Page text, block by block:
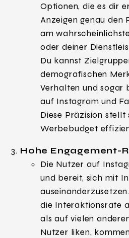
Optionen, die es dir
Anzeigen genau den
am
oder deiner
Du kannst
demografischen
Verhalten und sogar
auf Instagram und
Diese Präzision stellt
Werbebudget
Hohe Engagement-
Die Nutzer auf
und bereit, sich mit
die Interaktionsrate
als auf vielen
Nutzer liken,